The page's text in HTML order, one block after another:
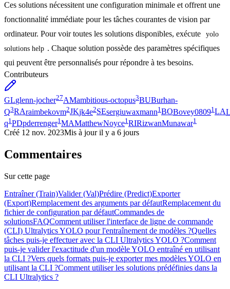
Ces solutions nécessitent une configuration minimale et offrent une
fonctionnalité immédiate pour les tâches courantes de vision par
ordinateur. Pour voir toutes les solutions disponibles, exécute
yolo
solutions help . Chaque solution possède des paramètres spécifiques
qui peuvent être personnalisés pour répondre à tes besoins.
Contributeurs
GLglenn-jocher27AMambitious-octopus3BUBurhan-
Q3RAraimbekovm2JKjk4e2SEsergiuwaxmann1 BOBovey08091 LA
q1 PDpderrenger1 MAMatthewNoyce1 RIRizwanMunawar1
Créé 12 nov. 2023Mis à jour il y a 6 jours
Commentaires
Sur cette page
Entraîner (Train)Valider (Val)Prédire (Predict)Exporter
(Export)Remplacement des arguments par défautRemplacement du
fichier de configuration par défautCommandes de
solutionsFAQComment utiliser l'interface de ligne de commande
(CLI) Ultralytics YOLO pour l'entraînement de modèles ?Quelles
tâches puis-je effectuer avec la CLI Ultralytics YOLO ?Comment
puis-je valider l'exactitude d'un modèle YOLO entraîné en utilisant
la CLI ?Vers quels formats puis-je exporter mes modèles YOLO en
utilisant la CLI ?Comment utiliser les solutions prédéfinies dans la
CLI Ultralytics ?